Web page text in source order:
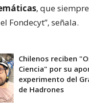
, que
Fondecyt”, señala.
Chilenos reciben
Ciencia" por su
experimento del
de Hadrones